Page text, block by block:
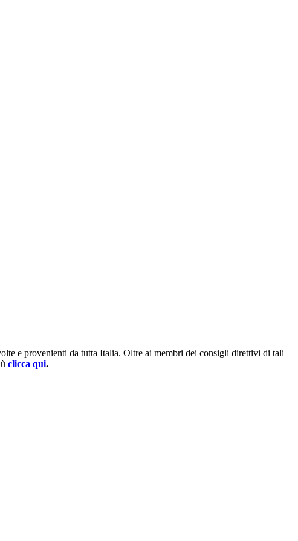
e provenienti da tutta Italia. Oltre ai membri dei consigli direttivi di tali